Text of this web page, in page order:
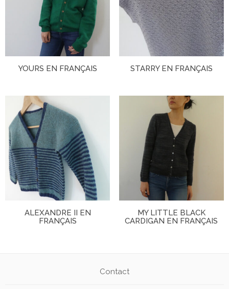
YOURS EN FRANÇAIS STARRY EN FRANÇAIS
ALEXANDRE II EN
FRANÇAIS
MY LITTLE BLACK
CARDIGAN EN FRANÇAIS
Contact